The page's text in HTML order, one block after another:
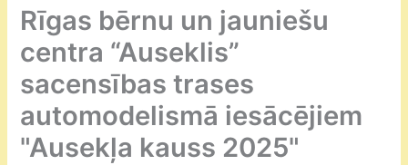
Rīgas bērnu un jauniešu
centra “Auseklis”
sacensības trases
automodelismā iesācējiem
"Ausekļa kauss 2025"